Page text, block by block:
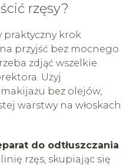
rzęsy?
praktyczny krok
przyjść bez mocnego
zdjąć wszelkie
Użyj
bez olejów,
warstwy na włoskach
do odtłuszczania
rzęs, skupiając się